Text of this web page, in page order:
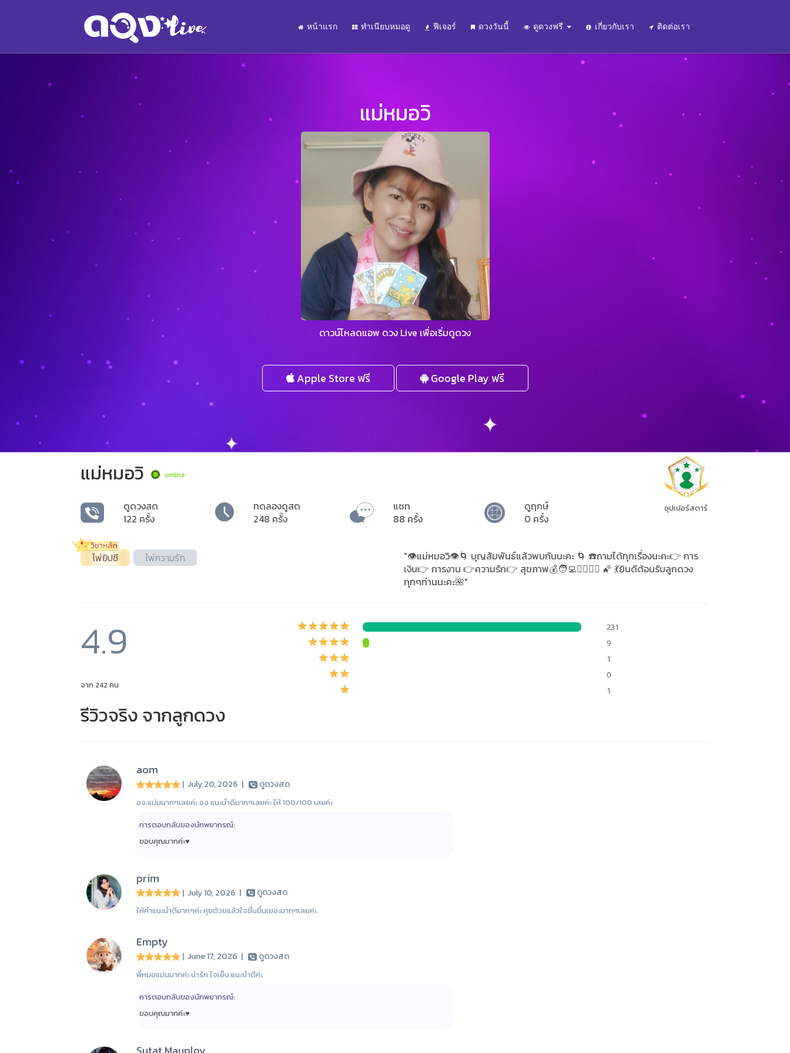
หน้าแรก ทำเนียบหมอดู ฟีเจอร์ ดวงวันนี้ ดูดวงฟรี เกี่ยวกับเรา ติดต่อเรา
แม่หมอวิ
ดาวน์โหลดแอพ ดวง Live เพื่อเริ่มดูดวง
Apple Store ฟรี Google Play ฟรี
แม่หมอวิ online
ดูดวงสด
122 ครั้ง
ทดลองดูสด
248 ครั้ง
แชท
88 ครั้ง
ดูฤกษ์
0 ครั้ง
ซุปเปอร์สตาร์
ไพ่ยิปซี ไพ่ความรัก
"👁️แม่หมอวิ👁️🌀 บุญสัมพันธ์แล้วพบกันนะคะ 🌀 ☎️ถามได้ทุกเรื่องนะคะ👉 การ
เงิน👉 การงาน 👉ความรัก👉 สุขภาพ💰🧑‍💻👨‍❤️‍👨⛹️ 🌠 💃ยินดีต้อนรับลูกดวง
ทุกๆท่านนะคะ🌺"
4.9
จาก 242 คน
231
9
1
0
1
รีวิวจริง จากลูกดวง
aom
| July 20, 2026 | ดูดวงสด
อจ.แม่นมากๆเลยค่ะ อจ แนะนำดีมากๆเลยค่ะ ให้ 100/100 เลยค่ะ
การตอบกลับของนักพยากรณ์:
ขอบคุณมากค่ะ♥️
prim
| July 10, 2026 | ดูดวงสด
ให้คำแนะนำดีมากๆค่ะ คุยด้วยแล้วใจชื่นขึ้นเยอะมากๆเลยค่ะ
Empty
| June 17, 2026 | ดูดวงสด
พี่หมอแม่นมากค่ะ น่ารัก ใจเย็น แนะนำดีค่ะ
การตอบกลับของนักพยากรณ์:
ขอบคุณมากค่ะ♥️